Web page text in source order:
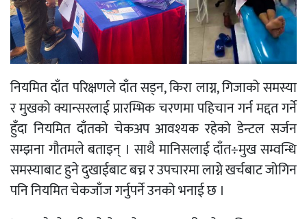
नियमित दाँत परिक्षणले दाँत सड्न, किरा लाग्न, गिजाको समस्या
र मुखको क्यान्सरलाई प्रारम्भिक चरणमा पहिचान गर्न मद्दत गर्ने
हुँदा नियमित दाँतको चेकअप आवश्यक रहेको डेन्टल सर्जन
सम्झना गौतमले बताइन् । साथै मानिसलाई दाँत÷मुख सम्वन्धि
समस्याबाट हुने दुखाईबाट बच्न र उपचारमा लाग्ने खर्चबाट जोगिन
पनि नियमित चेकजाँज गर्नुपर्ने उनको भनाई छ ।